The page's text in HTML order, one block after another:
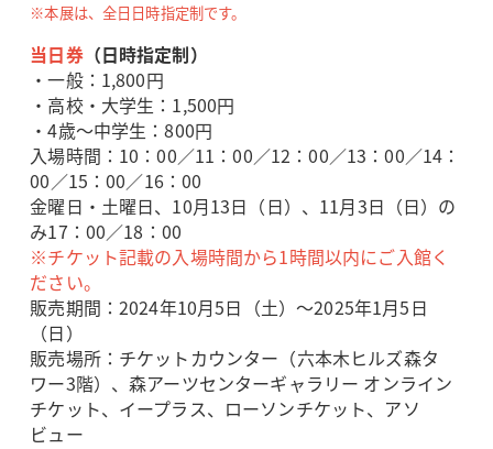
※本展は、全日日時指定制です。
当日券（日時指定制）
・一般：1,800円
・高校・大学生：1,500円
・4歳～中学生：800円
入場時間：10：00／11：00／12：00／13：00／14：
00／15：00／16：00
金曜日・土曜日、10月13日（日）、11月3日（日）の
み17：00／18：00
※チケット記載の入場時間から1時間以内にご入館く
ださい。
販売期間：2024年10月5日（土）～2025年1月5日
（日）
販売場所：チケットカウンター（六本木ヒルズ森タ
ワー3階）、森アーツセンターギャラリー オンライン
チケット、イープラス、ローソンチケット、アソ
ビュー